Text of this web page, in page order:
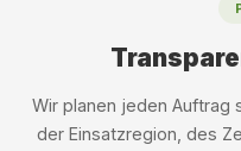
Wir planen jeden Auftrag
der Einsatzregion, des